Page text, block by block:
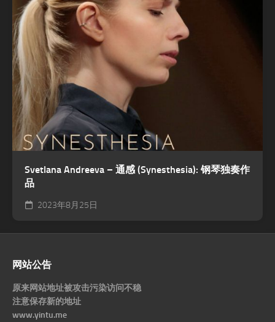
Svetlana Andreeva – 通感 (Synesthesia): 钢琴独奏作
品
2023年8月25日
网站公告
原来网站地址被攻击污染访问不稳
注意保存新的地址
www.yintu.me